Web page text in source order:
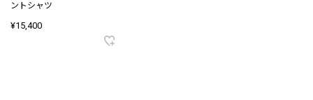
ントシャツ
¥15,400